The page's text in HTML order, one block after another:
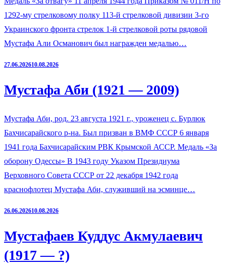
1292-му стрелковому полку 113-й стрелковой дивизии 3-го
Украинского фронта стрелок 1-й стрелковой роты рядовой
Мустафа Али Османович был награжден медалью…
27.06.202610.08.2026
Мустафа Аби (1921 — 2009)
Мустафа Аби, род. 23 августа 1921 г., уроженец с. Бурлюк
Бахчисарайского р-на. Был призван в ВМФ СССР 6 января
1941 года Бахчисарайским РВК Крымской АССР. Медаль «За
оборону Одессы» В 1943 году Указом Президиума
Верховного Совета СССР от 22 декабря 1942 года
краснофлотец Мустафа Аби, служивший на эсминце…
26.06.202610.08.2026
Мустафаев Куддус Акмулаевич
(1917 — ?)